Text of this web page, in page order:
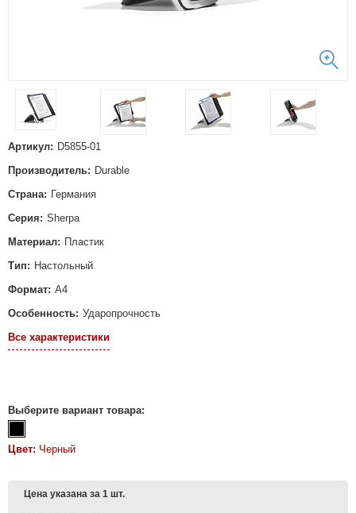
Артикул: D5855-01
Производитель: Durable
Страна: Германия
Серия: Sherpa
Материал: Пластик
Тип: Настольный
Формат: А4
Особенность: Ударопрочность
Все характеристики
Выберите вариант товара:
Цвет: Черный
Цена указана за 1 шт.